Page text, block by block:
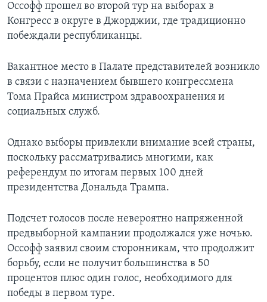
Оссофф прошел во второй тур на выборах в
Конгресс в округе в Джорджии, где традиционно
побеждали республиканцы.
Вакантное место в Палате представителей возникло
в связи с назначением бывшего конгрессмена
Тома Прайса министром здравоохранения и
социальных служб.
Однако выборы привлекли внимание всей страны,
поскольку рассматривались многими, как
референдум по итогам первых 100 дней
президентства Дональда Трампа.
Подсчет голосов после невероятно напряженной
предвыборной кампании продолжался уже ночью.
Оссофф заявил своим сторонникам, что продолжит
борьбу, если не получит большинства в 50
процентов плюс один голос, необходимого для
победы в первом туре.